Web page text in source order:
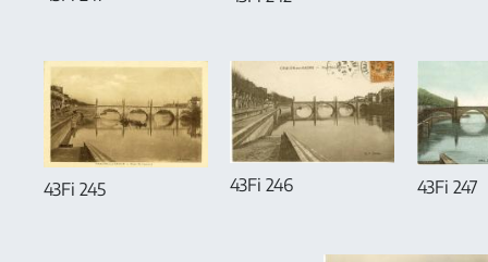
43Fi 245 43Fi 246 43Fi 247